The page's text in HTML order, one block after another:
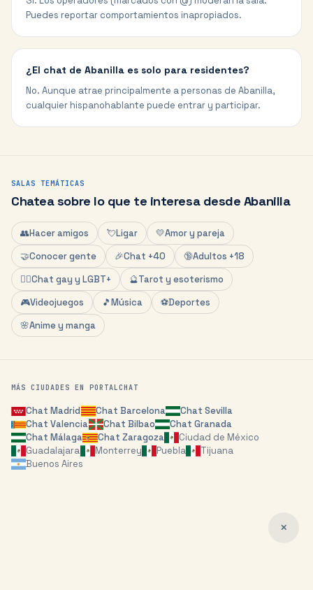
Puedes reportar comportamientos inapropiados.
¿El chat de Abanilla es solo para residentes?
No. Aunque atrae principalmente a personas de Abanilla,
cualquier hispanohablante puede entrar y participar.
SALAS TEMÁTICAS
Chatea sobre lo que te interesa desde Abanilla
👥Hacer amigos 💘Ligar 💛Amor y pareja
🤝Conocer gente 🎉Chat +40 🔞Adultos +18
🏳️‍🌈Chat gay y LGBT+ 🔮Tarot y esoterismo
🎮Videojuegos 🎵Música ⚽Deportes
🌸Anime y manga
MÁS CIUDADES EN PORTALCHAT
ChatMadrid Chat Barcelona Chat Sevilla
ChatValencia Chat Bilbao Chat Granada
ChatMálaga Chat Zaragoza
Ciudad de México
Guadalajara
Monterrey Puebla
Tijuana
Buenos Aires
✕